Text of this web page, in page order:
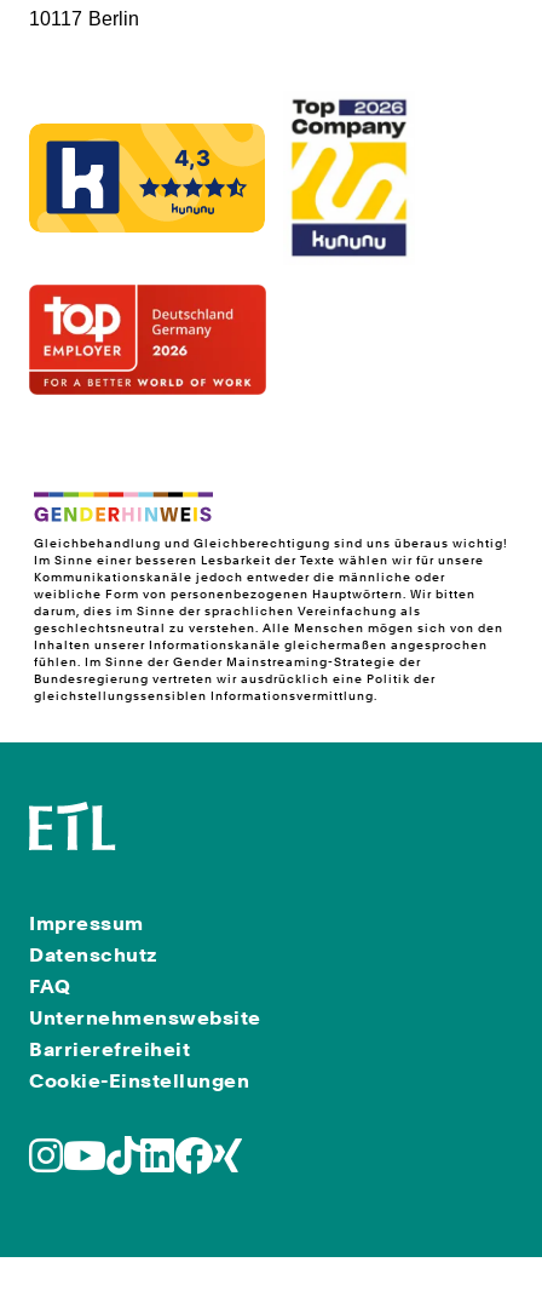
10117 Berlin
Gleichbehandlung und Gleichberechtigung sind uns überaus wichtig!
Im Sinne einer besseren Lesbarkeit der Texte wählen wir für unsere
Kommunikationskanäle jedoch entweder die männliche oder
weibliche Form von personenbezogenen Hauptwörtern. Wir bitten
darum, dies im Sinne der sprachlichen Vereinfachung als
geschlechtsneutral zu verstehen. Alle Menschen mögen sich von den
Inhalten unserer Informationskanäle gleichermaßen angesprochen
fühlen. Im Sinne der Gender Mainstreaming-Strategie der
Bundesregierung vertreten wir ausdrücklich eine Politik der
gleichstellungssensiblen Informationsvermittlung.
Impressum
Datenschutz
FAQ
Unternehmenswebsite
Barrierefreiheit
Cookie-Einstellungen